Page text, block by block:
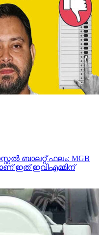
ബാലറ്റ് ഫലം: MGB
ഇത് ഇവിഎമ്മിന്